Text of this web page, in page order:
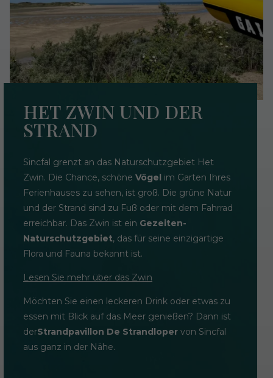
HET ZWIN UND DER
STRAND
Sincfal grenzt an das Naturschutzgebiet Het
Zwin. Die Chance, schöne Vögel im Garten Ihres
Ferienhauses zu sehen, ist groß. Die grüne Natur
und der Strand sind zu Fuß oder mit dem Fahrrad
erreichbar. Das Zwin ist ein Gezeiten-
Naturschutzgebiet, das für seine einzigartige
Flora und Fauna bekannt ist.
Lesen Sie mehr über das Zwin
Möchten Sie einen leckeren Drink oder etwas zu
essen mit Blick auf das Meer genießen? Dann ist
derStrandpavillon De Strandloper von Sincfal
aus ganz in der Nähe.